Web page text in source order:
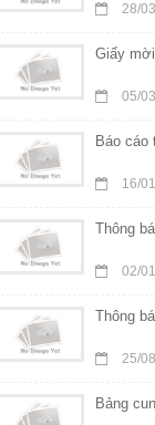
28/
Giấy
05/
Báo cáo
16/
Thông
02/
Thông
25/
Bảng